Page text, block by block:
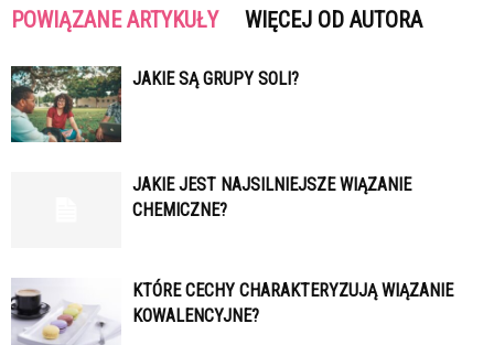
POWIĄZANE ARTYKUŁY WIĘCEJ OD AUTORA
JAKIE SĄ GRUPY SOLI?
JAKIE JEST NAJSILNIEJSZE WIĄZANIE
CHEMICZNE?
KTÓRE CECHY CHARAKTERYZUJĄ WIĄZANIE
KOWALENCYJNE?